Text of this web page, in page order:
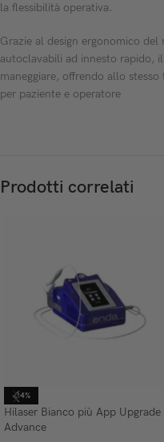
la flessibilità operativa.
Grazie al design ergonomico
autoclavabili ad innesto rapido,
maneggiare, offrendo allo
per paziente e operatore
Prodotti correlati
-34%
Hilaser Bianco più App Upgrade
Advance